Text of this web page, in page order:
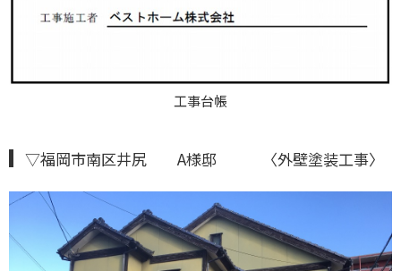
工事台帳
▽福岡市南区井尻 A様邸 〈外壁塗装工事〉